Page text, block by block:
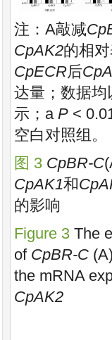
注：A敲减
CpAK2的相
CpECR后
达量；数据
示；a P <
空白对照组。
图 3 CpBR-C
CpAK1和
的影响
Figure 3 The
of CpBR-C
the mRNA
CpAK2